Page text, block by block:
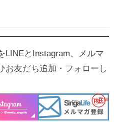
LINEとInstagram、メルマ
お友だち追加・フォローし